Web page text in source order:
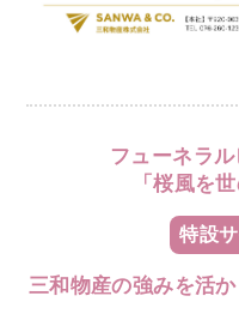
フューネラ
「桜風を
特設
三和物産の強みを活